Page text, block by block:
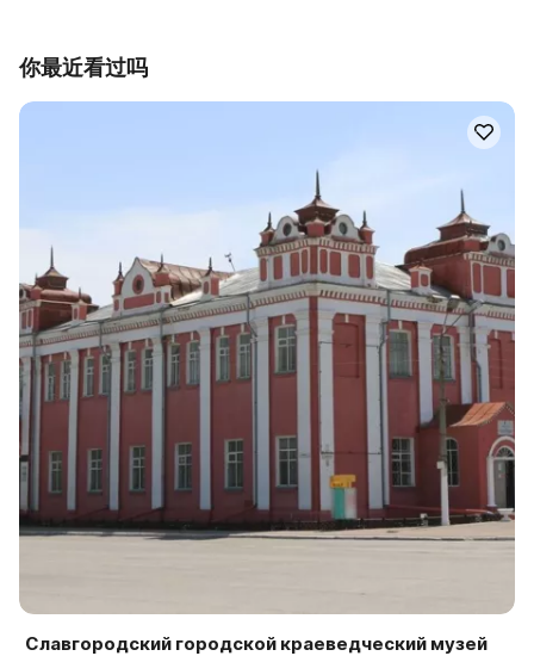
你最近看过吗
Славгородский городской краеведческий музей